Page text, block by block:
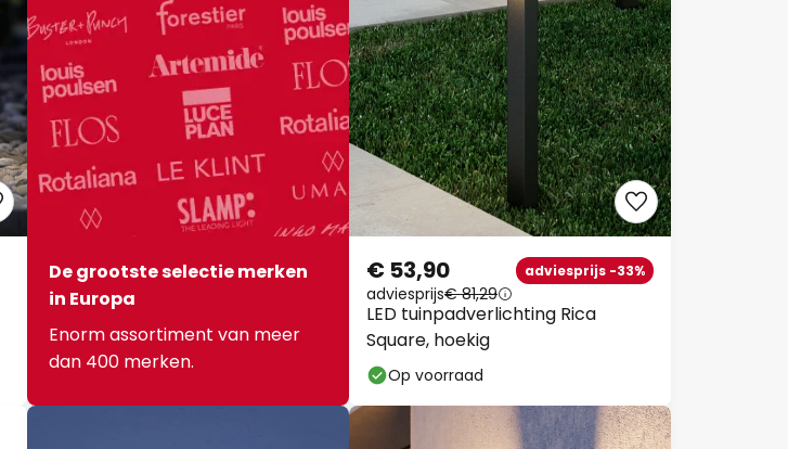
De grootste selectie merken
in Europa
dan 400 merken.
LED tuinpadverlichting Rica
Square, hoekig
€ 53,90 adviesprijs -33%
adviesprijs€ 81,29
Op voorraad
*Uitgesloten merken